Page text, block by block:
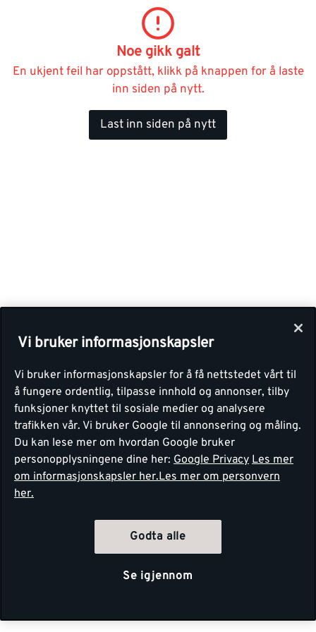
Noe gikk galt
En ukjent feil har oppstått, klikk på knappen for å laste
inn siden på nytt.
Last inn siden på nytt
Vi bruker informasjonskapsler
Vi bruker informasjonskapsler for å få nettstedet vårt til
å fungere ordentlig, tilpasse innhold og annonser, tilby
funksjoner knyttet til sosiale medier og analysere
trafikken vår. Vi bruker Google til annonsering og måling.
Du kan lese mer om hvordan Google bruker
personopplysningene dine her: Google Privacy Les mer
om informasjonskapsler her.Les mer om personvern
her.
Godta alle
Se igjennom